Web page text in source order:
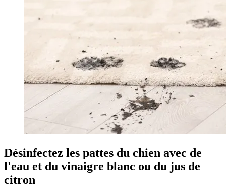
Désinfectez les pattes du chien avec de
l'eau et du vinaigre blanc ou du jus de
citron